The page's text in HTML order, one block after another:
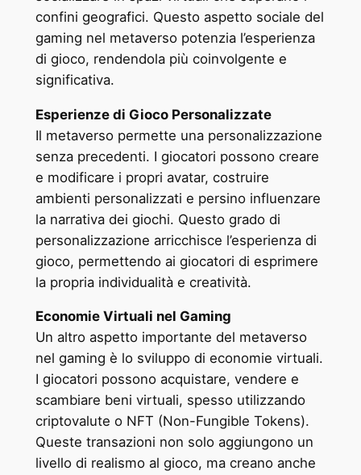
confini geografici. Questo aspetto sociale del
gaming nel metaverso potenzia l’esperienza
di gioco, rendendola più coinvolgente e
significativa.
Esperienze di Gioco Personalizzate
Il metaverso permette una personalizzazione
senza precedenti. I giocatori possono creare
e modificare i propri avatar, costruire
ambienti personalizzati e persino influenzare
la narrativa dei giochi. Questo grado di
personalizzazione arricchisce l’esperienza di
gioco, permettendo ai giocatori di esprimere
la propria individualità e creatività.
Economie Virtuali nel Gaming
Un altro aspetto importante del metaverso
nel gaming è lo sviluppo di economie virtuali.
I giocatori possono acquistare, vendere e
scambiare beni virtuali, spesso utilizzando
criptovalute o NFT (Non-Fungible Tokens).
Queste transazioni non solo aggiungono un
livello di realismo al gioco, ma creano anche